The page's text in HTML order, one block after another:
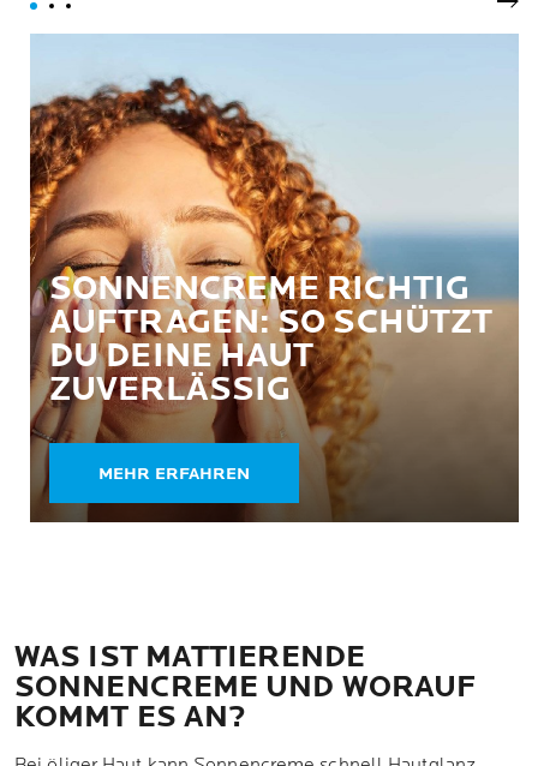
SONNENCREME RICHTIG
AUFTRAGEN: SO SCHÜTZT
DU DEINE HAUT
ZUVERLÄSSIG
MEHR ERFAHREN
WAS IST MATTIERENDE
SONNENCREME UND WORAUF
KOMMT ES AN?